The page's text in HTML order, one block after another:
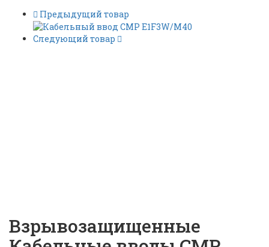
Предыдущий товар
Следующий товар
Взрывозащищенные